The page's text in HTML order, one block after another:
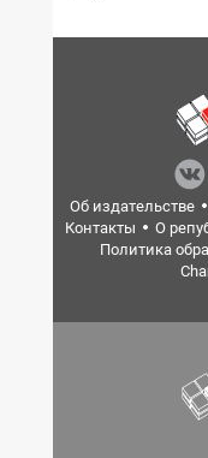
Об издательстве
Контакты
О
Политика